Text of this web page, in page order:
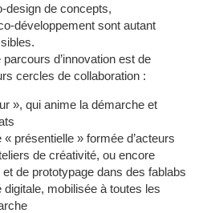
design de concepts,
développement sont autant
d’innovation est de
cercles de collaboration :
», qui anime la démarche et
« présentielle » formée d’acteurs
de créativité, ou encore
et de prototypage dans des fablabs
digitale, mobilisée à toutes les